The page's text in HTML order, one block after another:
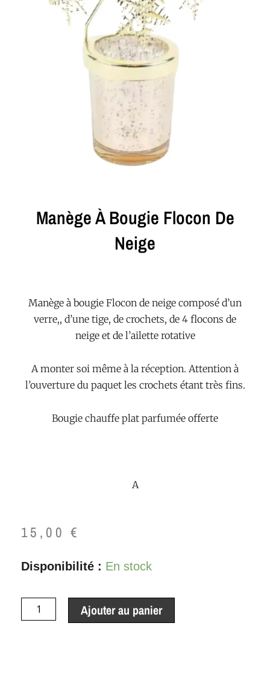
Manège À Bougie Flocon De
Neige
Manège à bougie Flocon de neige composé d’un
verre,, d’une tige, de crochets, de 4 flocons de
neige et de l’ailette rotative
A monter soi même à la réception. Attention à
l’ouverture du paquet les crochets étant très fins.
Bougie chauffe plat parfumée offerte
A
15,00€
Disponibilité : En stock
quantité
Manège
Ajouter au panier